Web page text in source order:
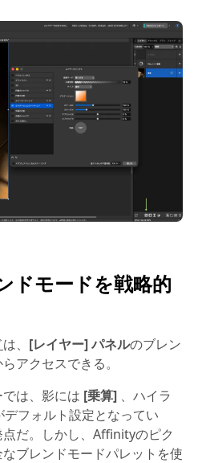
モードを戦略的
は、 [レイヤー] パネルのブレン
アクセスできる。
は、影には [乗算] 、ハイラ
デフォルト設定となってい
だ。しかし、Affinityのピク
ブレンドモードパレットを使